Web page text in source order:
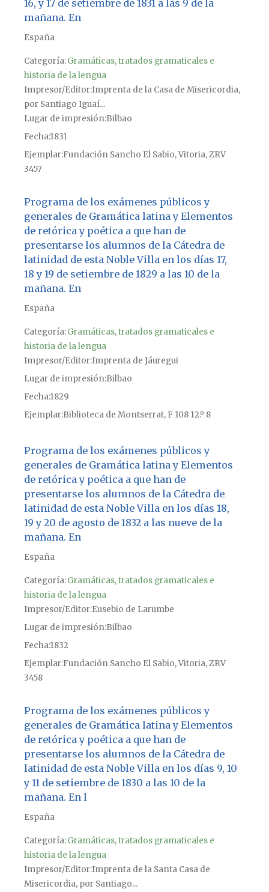
16, y 17 de setiembre de 1831 a las 9 de la
mañana. En
España
Categoría:Gramáticas, tratados gramaticales e
historia de la lengua
Impresor/Editor Imprenta de la Casa de Misericordia,
por Santiago Iguaí...
Lugar de impresiónBilbao
Fecha1831
Ejemplar Fundación Sancho El Sabio, Vitoria, ZRV
3457
Programa de los exámenes públicos y
generales de Gramática latina y Elementos
de retórica y poética a que han de
presentarse los alumnos de la Cátedra de
latinidad de esta Noble Villa en los días 17,
18 y 19 de setiembre de 1829 a las 10 de la
mañana. En
España
Categoría:Gramáticas, tratados gramaticales e
historia de la lengua
Impresor/Editor Imprenta de Jáuregui
Lugar de impresiónBilbao
Fecha1829
Ejemplar Biblioteca de Montserrat, F 108 12.º 8
Programa de los exámenes públicos y
generales de Gramática latina y Elementos
de retórica y poética a que han de
presentarse los alumnos de la Cátedra de
latinidad de esta Noble Villa en los días 18,
19 y 20 de agosto de 1832 a las nueve de la
mañana. En
España
Categoría:Gramáticas, tratados gramaticales e
historia de la lengua
Impresor/Editor Eusebio de Larumbe
Lugar de impresiónBilbao
Fecha1832
Ejemplar Fundación Sancho El Sabio, Vitoria, ZRV
3458
Programa de los exámenes públicos y
generales de Gramática latina y Elementos
de retórica y poética a que han de
presentarse los alumnos de la Cátedra de
latinidad de esta Noble Villa en los días 9, 10
y 11 de setiembre de 1830 a las 10 de la
mañana. En l
España
Categoría:Gramáticas, tratados gramaticales e
historia de la lengua
Impresor/Editor Imprenta de la Santa Casa de
Misericordia, por Santiago...